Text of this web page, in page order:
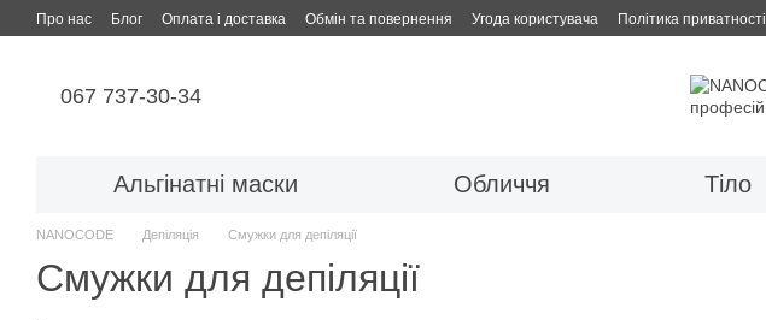
Перейти до основного контенту
Про нас Блог Оплата і доставка Обмін та повернення Угода користувача Політика приватності
067 737-30-34
Альгінатні маски Обличчя Тіло
NANOCODE Депіляція Смужки для депіляції
Смужки для депіляції